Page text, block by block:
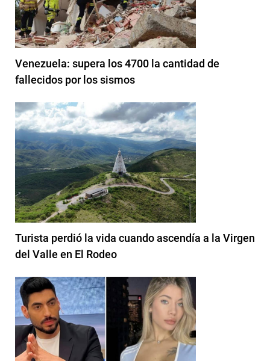
Venezuela: supera los 4700 la cantidad de
fallecidos por los sismos
Turista perdió la vida cuando ascendía a la Virgen
del Valle en El Rodeo